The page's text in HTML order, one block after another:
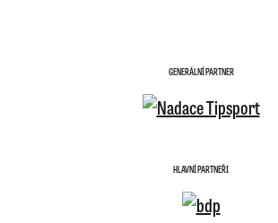
GENERÁLNÍ PARTNER
HLAVNÍ PARTNEŘI